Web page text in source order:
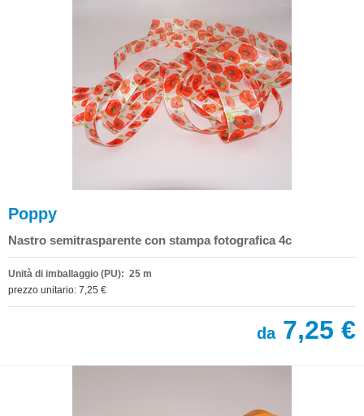
Poppy
Nastro semitrasparente con stampa fotografica 4c
Unità di imballaggio (PU): 25 m
prezzo unitario: 7,25 €
da7,25 €